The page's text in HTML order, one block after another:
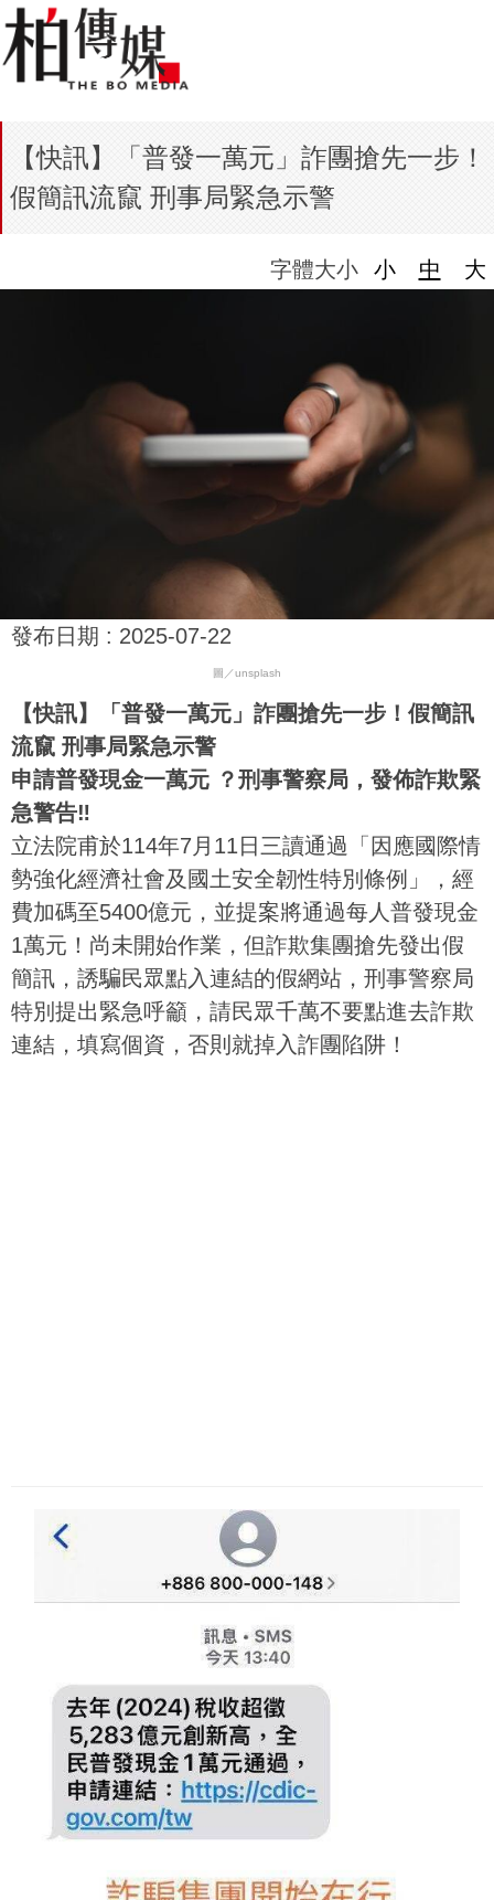
【快訊】「普發一萬元」詐團搶先一步！
假簡訊流竄 刑事局緊急示警
字體大小 小 中 大
發布日期 : 2025-07-22
圖／unsplash
【快訊】「普發一萬元」詐團搶先一步！假簡訊
流竄 刑事局緊急示警
申請普發現金一萬元 ？刑事警察局，發佈詐欺緊
急警告‼️
立法院甫於114年7月11日三讀通過「因應國際情
勢強化經濟社會及國土安全韌性特別條例」，經
費加碼至5400億元，並提案將通過每人普發現金
1萬元！尚未開始作業，但詐欺集團搶先發出假
簡訊，誘騙民眾點入連結的假網站，刑事警察局
特別提出緊急呼籲，請民眾千萬不要點進去詐欺
連結，填寫個資，否則就掉入詐團陷阱！